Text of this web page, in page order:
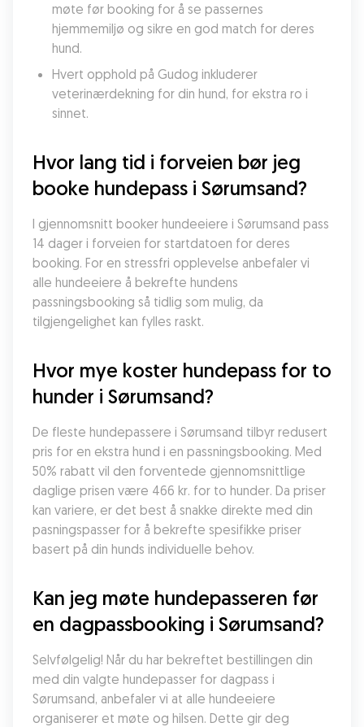
møte før booking for å se passernes
hjemmemiljø og sikre en god match for deres
hund.
Hvert opphold på Gudog inkluderer
veterinærdekning for din hund, for ekstra ro i
sinnet.
Hvor lang tid i forveien bør jeg
booke hundepass i Sørumsand?
I gjennomsnitt booker hundeeiere i Sørumsand pass
14 dager i forveien for startdatoen for deres
booking. For en stressfri opplevelse anbefaler vi
alle hundeeiere å bekrefte hundens
passningsbooking så tidlig som mulig, da
tilgjengelighet kan fylles raskt.
Hvor mye koster hundepass for to
hunder i Sørumsand?
De fleste hundepassere i Sørumsand tilbyr redusert
pris for en ekstra hund i en passningsbooking. Med
50% rabatt vil den forventede gjennomsnittlige
daglige prisen være 466 kr. for to hunder. Da priser
kan variere, er det best å snakke direkte med din
pasningspasser for å bekrefte spesifikke priser
basert på din hunds individuelle behov.
Kan jeg møte hundepasseren før
en dagpassbooking i Sørumsand?
Selvfølgelig! Når du har bekreftet bestillingen din
med din valgte hundepasser for dagpass i
Sørumsand, anbefaler vi at alle hundeeiere
organiserer et møte og hilsen. Dette gir deg